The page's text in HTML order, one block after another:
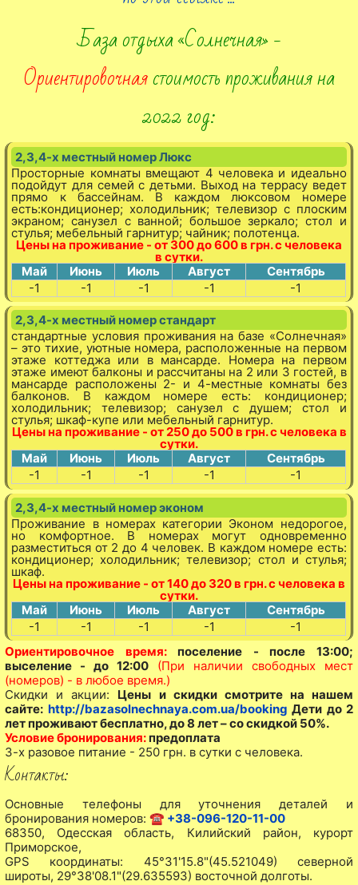
База отдыха «Солнечная» -
Ориентировочнаястоимость проживания на
2022 год:
2,3,4-х местный номер Люкс
Просторные комнаты вмещают 4 человека и идеально
подойдут для семей с детьми. Выход на террасу ведет
прямо к бассейнам. В каждом люксовом номере
есть:кондиционер; холодильник; телевизор с плоским
экраном; санузел с ванной; большое зеркало; стол и
стулья; мебельный гарнитур; чайник; полотенца.
Цены на проживание - от 300 до 600 в грн. с человека
в сутки.
Май
Июнь Июль Август
Сентябрь
-1
-1 -1 -1 -1
2,3,4-х местный номер стандарт
стандартные условия проживания на базе «Солнечная»
– это тихие, уютные номера, расположенные на первом
этаже коттеджа или в мансарде. Номера на первом
этаже имеют балконы и рассчитаны на 2 или 3 гостей, в
мансарде расположены 2- и 4-местные комнаты без
балконов. В каждом номере есть: кондиционер;
холодильник; телевизор; санузел с душем; стол и
стулья; шкаф-купе или мебельный гарнитур.
Цены на проживание - от 250 до 500 в грн. с человека в
сутки.
Май
Июнь Июль Август
Сентябрь
-1
-1 -1 -1 -1
2,3,4-х местный номер эконом
Проживание в номерах категории Эконом недорогое,
но комфортное. В номерах могут одновременно
разместиться от 2 до 4 человек. В каждом номере есть:
кондиционер; холодильник; телевизор; стол и стулья;
шкаф.
Цены на проживание - от 140 до 320 в грн. с человека в
сутки.
Май
Июнь Июль Август
Сентябрь
-1
-1 -1 -1
-1
Ориентировочное время:поселение - после 13:00;
выселение - до 12:00 (При наличии свободных мест
(номеров) - в любое время.)
Скидки и акции: Цены и скидки смотрите на нашем
сайте: http://bazasolnechnaya.com.ua/booking Дети до 2
лет проживают бесплатно, до 8 лет – со скидкой 50%.
Условие бронирования: предоплата
3-х разовое питание - 250 грн. в сутки с человека.
Контакты:
Основные телефоны для уточнения деталей и
бронирования номеров: ☎ +38-096-120-11-00
68350, Одесская область, Килийский район, курорт
Приморское,
GPS координаты: 45°31'15.8"(45.521049) северной
широты, 29°38'08.1"(29.635593) восточной долготы.